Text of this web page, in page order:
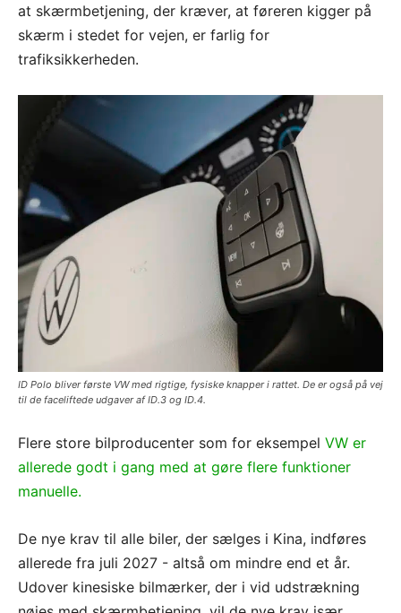
at skærmbetjening, der kræver, at føreren kigger på
skærm i stedet for vejen, er farlig for
trafiksikkerheden.
ID Polo bliver første VW med rigtige, fysiske knapper i rattet. De er også på vej
til de faceliftede udgaver af ID.3 og ID.4.
Flere store bilproducenter som for eksempel VW er
allerede godt i gang med at gøre flere funktioner
manuelle.
De nye krav til alle biler, der sælges i Kina, indføres
allerede fra juli 2027 - altså om mindre end et år.
Udover kinesiske bilmærker, der i vid udstrækning